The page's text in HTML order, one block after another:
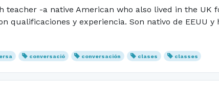
teacher -a native American who also lived in the UK
qualificaciones y experiencia. Son nativo de EEUU
conversació conversación clases classes